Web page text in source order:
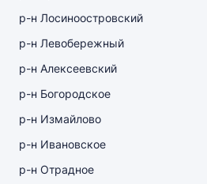
р-н Лосиноостровский
р-н Левобережный
р-н Алексеевский
р-н Богородское
р-н Измайлово
р-н Ивановское
р-н Отрадное